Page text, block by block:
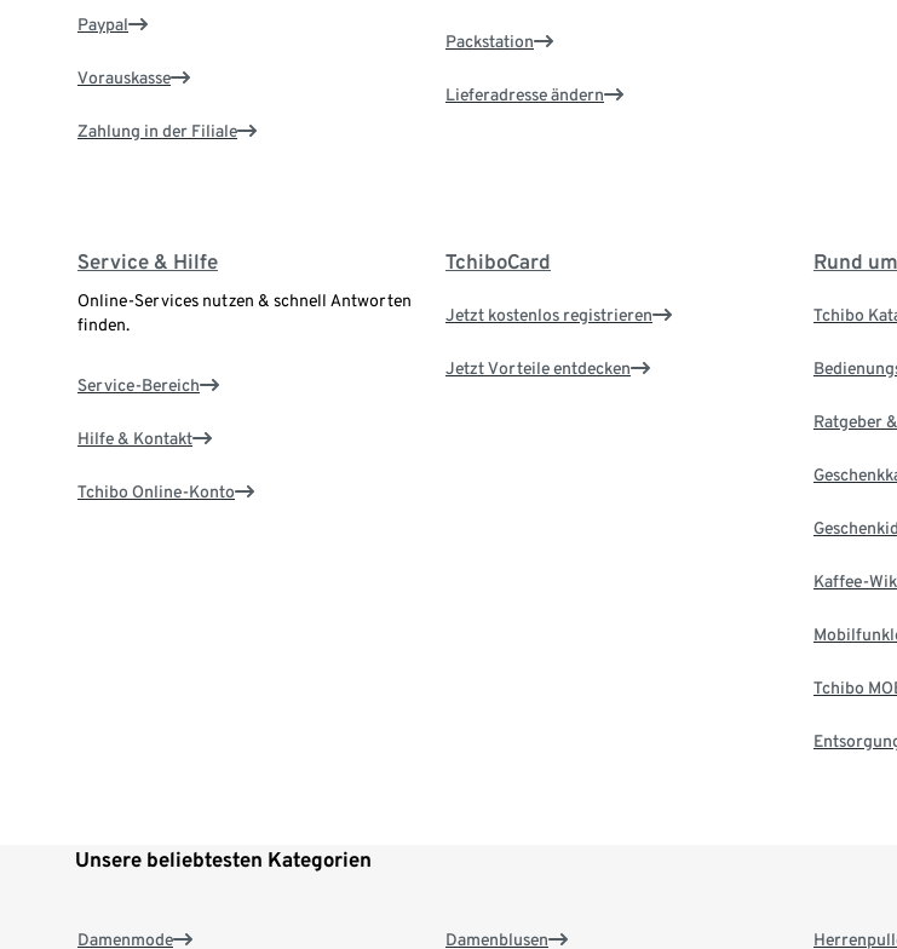
Paypal
Vorauskasse
Zahlung in der Filiale
Packstation
Lieferadresse ändern
Service & Hilfe
Online-Services nutzen & schnell Antworten
finden.
Service-Bereich
Hilfe & Kontakt
Tchibo Online-Konto
TchiboCard
Jetzt kostenlos registrieren
Jetzt Vorteile entdecken
Rund
Tchibo
Ratgeber
Kaffee-
Tchibo
Unsere beliebtesten Kategorien
Damenmode Damenblusen